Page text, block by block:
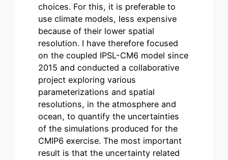
choices. For this, it is preferable to
use climate models, less expensive
because of their lower spatial
resolution. I have therefore focused
on the coupled IPSL-CM6 model since
2015 and conducted a collaborative
project exploring various
parameterizations and spatial
resolutions, in the atmosphere and
ocean, to quantify the uncertainties
of the simulations produced for the
CMIP6 exercise. The most important
result is that the uncertainty related